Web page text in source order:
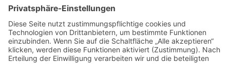
17
18 19 20
24
25 26 27 28 29
30
31
« Juli